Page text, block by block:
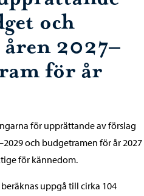
och
2027–
för år
för upprättande av förslag
och budgetramen för år 2027
för kännedom.
uppgå till cirka 104